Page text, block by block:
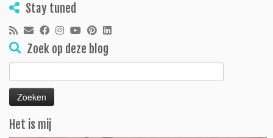
Stay tuned
Zoek op deze blog
Zoeken
naar:
Het is mij